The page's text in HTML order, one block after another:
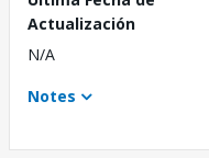
Actualización
N/A
Notes